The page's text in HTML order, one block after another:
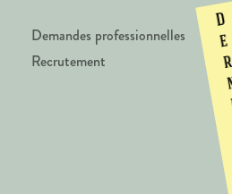
Demandes professionnelles
Recrutement
D
e